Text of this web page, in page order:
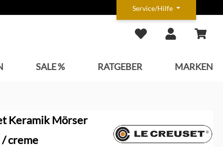
Service/Hilfe
SALE % RATGEBER MARKEN
Keramik Mörser
creme